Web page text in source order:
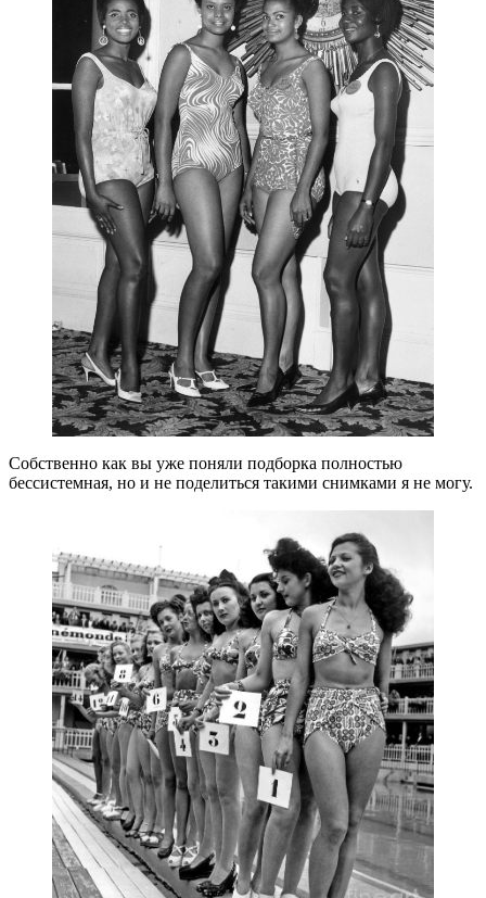
Собственно как вы уже поняли подборка полностью
бессистемная, но и не поделиться такими снимками я не могу.